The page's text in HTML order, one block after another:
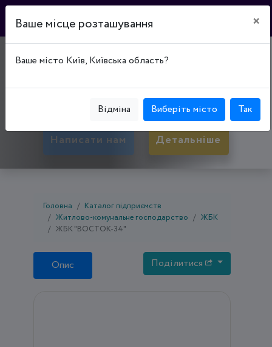
"ВОСТОК-34"
Довгинцівський р-н, вул. Лісового, буд. 23
Написати нам Детальніше
Головна
Каталог підприємств
Житлово-комунальне господарство
ЖБК
ЖБК "ВОСТОК-34"
Опис Поділитися
Ваше місце розташування ×
Ваше місто Київ, Київська область?
Відміна Виберіть місто Так